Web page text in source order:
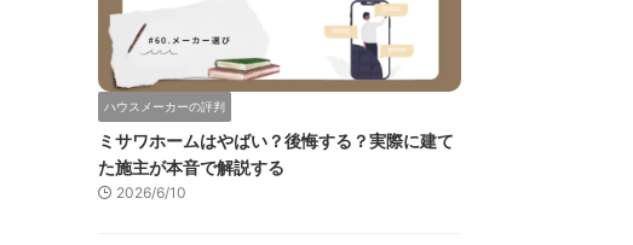
ハウスメーカーの評判
ミサワホームはやばい？後悔する？実際に建て
た施主が本音で解説する
2026/6/10